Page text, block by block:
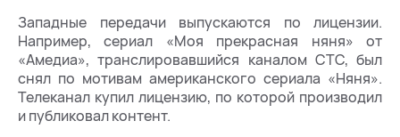
Западные передачи выпускаются по лицензии.
Например, сериал «Моя прекрасная няня» от
«Амедиа», транслировавшийся каналом СТС, был
снял по мотивам американского сериала «Няня».
Телеканал купил лицензию, по которой производил
и публиковал контент.